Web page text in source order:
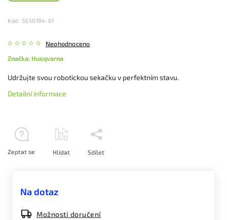
Kód: 5850194-01
Neohodnoceno
Značka: Husqvarna
Na dotaz
Možnosti doručení
Udržujte svou robotickou sekačku v perfektním stavu.
Detailní informace
Zeptat se Hlídat Sdílet